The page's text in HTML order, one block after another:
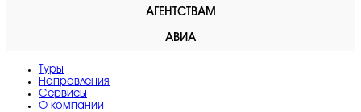
АГЕНТСТВАМ
АВИА
Туры
Направления
Сервисы
O компании